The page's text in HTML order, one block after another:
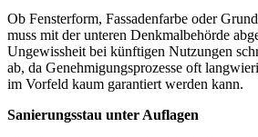
Ob Fensterform, Fassadenfarbe oder
muss mit der unteren Denkmalbehörde
Ungewissheit bei künftigen Nutzungen
ab, da Genehmigungsprozesse oft
im Vorfeld kaum garantiert werden kann.
Sanierungsstau unter Auflagen